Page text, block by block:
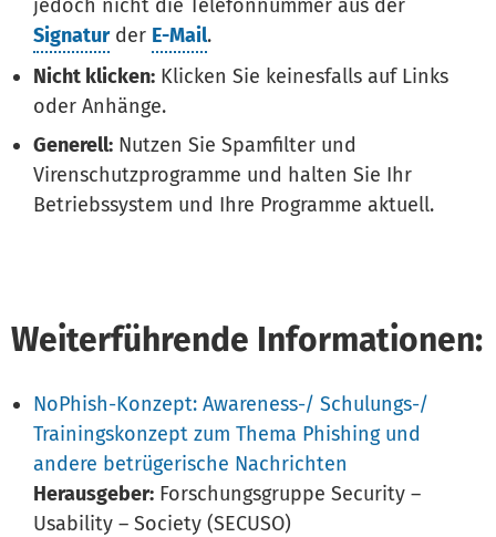
jedoch nicht die Telefonnummer aus der
Signaturder E-Mail.
Nicht klicken: Klicken Sie keinesfalls auf Links
oder Anhänge.
Generell: Nutzen Sie Spamfilter und
Virenschutzprogramme und halten Sie Ihr
Betriebssystem und Ihre Programme aktuell.
Weiterführende Informationen:
NoPhish-Konzept: Awareness-/ Schulungs-/
Trainingskonzept zum Thema Phishing und
andere betrügerische Nachrichten
Herausgeber: Forschungsgruppe Security –
Usability – Society (SECUSO)